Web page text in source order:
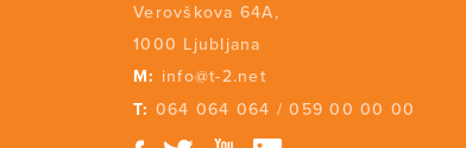
Verovškova 64A,
1000 Ljubljana
M: info@t-2.net
T: 064 064 064 /059 00 00 00